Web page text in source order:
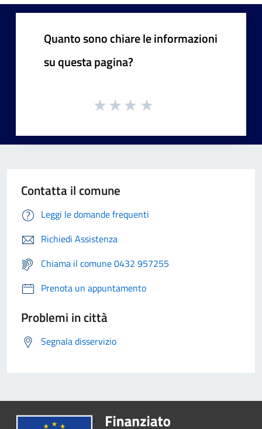
Quanto sono chiare le informazioni
su questa pagina?
Contatta il comune
Leggi le domande frequenti
Richiedi Assistenza
Chiama il comune 0432 957255
Prenota un appuntamento
Problemi in città
Segnala disservizio